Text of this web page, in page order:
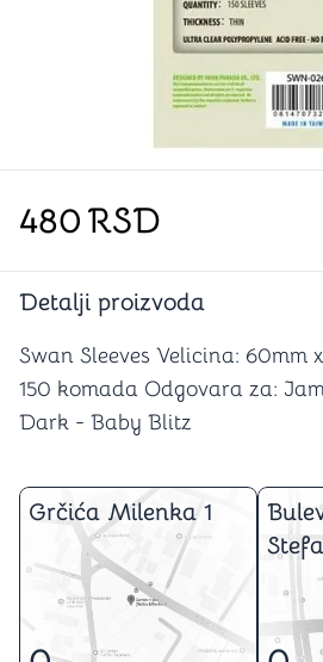
480RSD
Detalji proizvoda
Swan Sleeves Velicina: 60mm
150 komada Odgovara za:
Dark - Baby Blitz
Grčića Milenka 1